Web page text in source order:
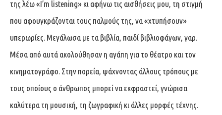
της λέω «I’m listening» κι αφήνω τις αισθήσεις μου, τη στιγμή
που αφουγκράζονται τους παλμούς της, να «χτυπήσουν»
υπερωρίες. Μεγάλωσα με τα βιβλία, παιδί βιβλιοφάγων, γαρ.
Μέσα από αυτά ακολούθησαν η αγάπη για το θέατρο και τον
κινηματογράφο. Στην πορεία, ψάχνοντας άλλους τρόπους με
τους οποίους ο άνθρωπος μπορεί να εκφραστεί, γνώρισα
καλύτερα τη μουσική, τη ζωγραφική κι άλλες μορφές τέχνης.